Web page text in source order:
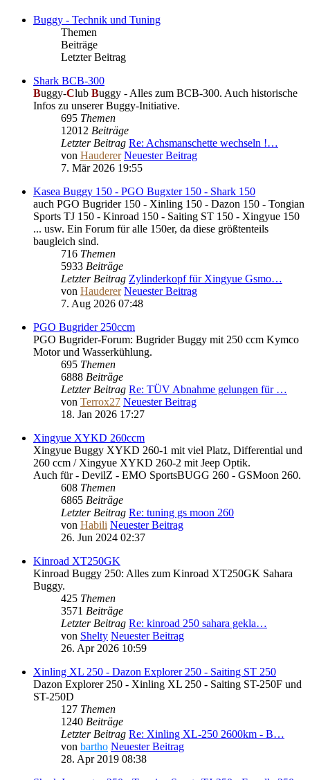
Buggy - Technik und Tuning
Themen
Beiträge
Letzter Beitrag
Shark BCB-300
Buggy-Club Buggy - Alles zum BCB-300. Auch historische
Infos zu unserer Buggy-Initiative.
695 Themen
12012 Beiträge
Letzter Beitrag Re: Achsmanschette wechseln !…
von Hauderer Neuester Beitrag
7. Mär 2026 19:55
Kasea Buggy 150 - PGO Bugxter 150 - Shark 150
auch PGO Bugrider 150 - Xinling 150 - Dazon 150 - Tongian
Sports TJ 150 - Kinroad 150 - Saiting ST 150 - Xingyue 150
... usw. Ein Forum für alle 150er, da diese größtenteils
baugleich sind.
716 Themen
5933 Beiträge
Letzter Beitrag Zylinderkopf für Xingyue Gsmo…
von Hauderer Neuester Beitrag
7. Aug 2026 07:48
PGO Bugrider 250ccm
PGO Bugrider-Forum: Bugrider Buggy mit 250 ccm Kymco
Motor und Wasserkühlung.
695 Themen
6888 Beiträge
Letzter Beitrag Re: TÜV Abnahme gelungen für …
von Terrox27 Neuester Beitrag
18. Jan 2026 17:27
Xingyue XYKD 260ccm
Xingyue Buggy XYKD 260-1 mit viel Platz, Differential und
260 ccm / Xingyue XYKD 260-2 mit Jeep Optik.
Auch für - DevilZ - EMO SportsBUGG 260 - GSMoon 260.
608 Themen
6865 Beiträge
Letzter Beitrag Re: tuning gs moon 260
von Habili Neuester Beitrag
26. Jun 2024 02:37
Kinroad XT250GK
Kinroad Buggy 250: Alles zum Kinroad XT250GK Sahara
Buggy.
425 Themen
3571 Beiträge
Letzter Beitrag Re: kinroad 250 sahara gekla…
von Shelty Neuester Beitrag
26. Apr 2026 10:59
Xinling XL 250 - Dazon Explorer 250 - Saiting ST 250
Dazon Explorer 250 - Xinling XL 250 - Saiting ST-250F und
ST-250D
127 Themen
1240 Beiträge
Letzter Beitrag Re: Xinling XL-250 2600km - B…
von bartho Neuester Beitrag
28. Apr 2019 08:38